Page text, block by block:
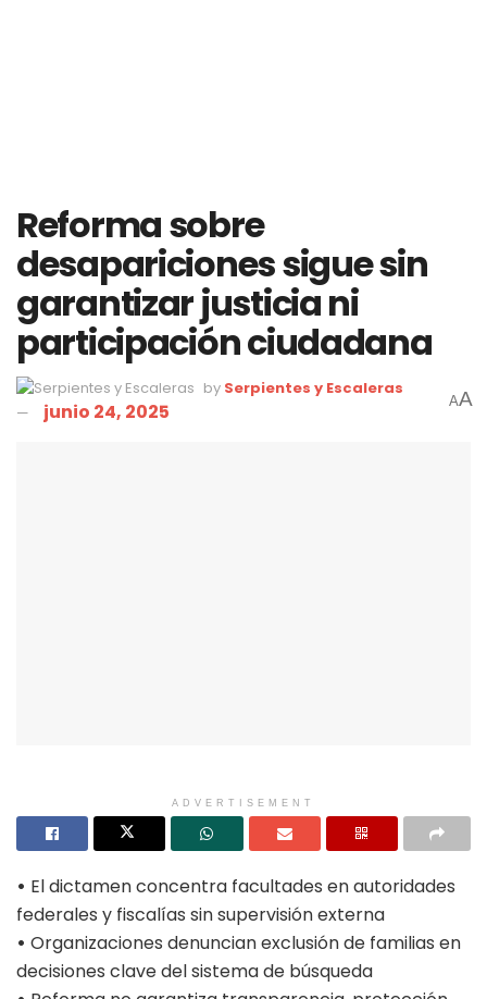
Reforma sobre
desapariciones sigue sin
garantizar justicia ni
participación ciudadana
by Serpientes y Escaleras
junio 24, 2025 AA
ADVERTISEMENT
• El dictamen concentra facultades en autoridades
federales y fiscalías sin supervisión externa
• Organizaciones denuncian exclusión de familias en
decisiones clave del sistema de búsqueda